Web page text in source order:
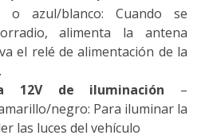
azul/blanco: Cuando se
alimenta la antena
el relé de alimentación de la
12V de iluminación –
negro: Para iluminar la
las luces del vehículo